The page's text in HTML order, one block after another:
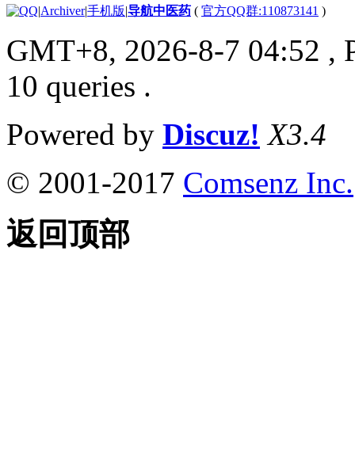
|Archiver|手机版|导航中医药 ( 官方QQ群:110873141 )
GMT+8, 2026-8-7 04:52 ,
10 queries .
Powered by Discuz! X3.4
© 2001-2017 Comsenz Inc.
返回顶部